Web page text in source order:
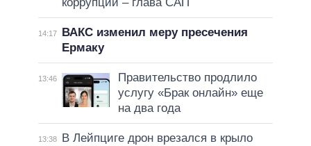
коррупции – глава САП
14:17
ВАКС изменил меру пресечения
Ермаку
13:46
Правительство продлило
услугу «Брак онлайн» еще
на два года
13:38
В Лейпциге дрон врезался в крыло